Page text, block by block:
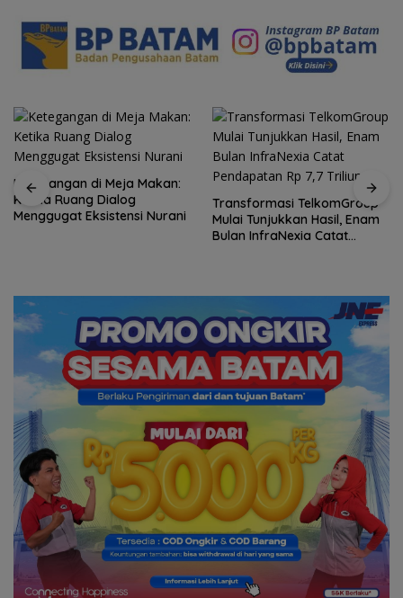
Ketegangan di Meja Makan:
Ketika Ruang Dialog
Menggugat Eksistensi Nurani
Transformasi TelkomGroup
Mulai Tunjukkan Hasil, Enam
Bulan InfraNexia Catat